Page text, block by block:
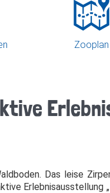
Zooplan
Das leise